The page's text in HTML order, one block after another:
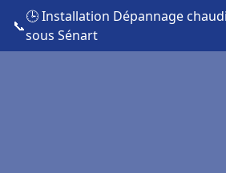
📞
🕒 Installation Dépannage
sous Sénart